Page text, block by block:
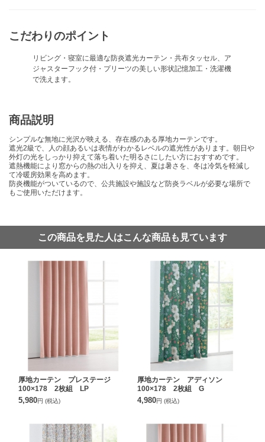
こだわりのポイント
リビング・寝室に最適な防炎遮光カーテン・共布タッセル、ア
ジャスターフック付・プリーツの美しい形状記憶加工・洗濯機
で洗えます。
商品説明
シンプルな無地に光沢が映える、存在感のある厚地カーテンです。
遮光2級で、人の顔あるいは表情がわかるレベルの遮光性があります。朝日や
外灯の光をしっかり抑えて落ち着いた明るさにしたい方におすすめです。
遮熱機能により窓からの熱の出入りを抑え、夏は暑さを、冬は冷気を軽減し
て冷暖房効果を高めます。
防炎機能がついているので、公共施設や施設など防炎ラベルが必要な場所で
もご使用いただけます。
この商品を見た人はこんな商品も見ています
厚地カーテン プレステージ
100×178 2枚組 LP
5,980円 (税込)
厚地カーテン アディソン
100×178 2枚組 G
4,980円 (税込)